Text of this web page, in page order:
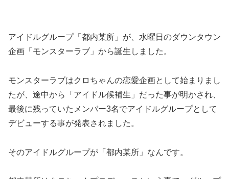
アイドルグループ「都内某所」が、水曜日のダウンタウン
企画「モンスターラブ」から誕生しました。
モンスターラブはクロちゃんの恋愛企画として始まりまし
たが、途中から「アイドル候補生」だった事が明かされ、
最後に残っていたメンバー3名でアイドルグループとして
デビューする事が発表されました。
そのアイドルグループが「都内某所」なんです。